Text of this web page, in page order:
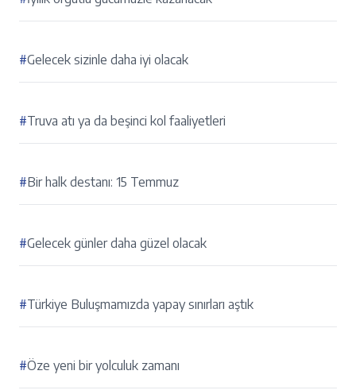
#Gelecek sizinle daha iyi olacak
#Truva atı ya da beşinci kol faaliyetleri
#Bir halk destanı: 15 Temmuz
#Gelecek günler daha güzel olacak
#Türkiye Buluşmamızda yapay sınırları aştık
#Öze yeni bir yolculuk zamanı